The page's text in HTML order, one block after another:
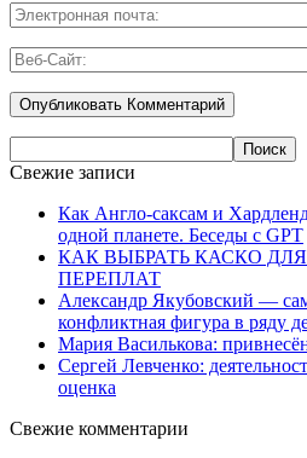
Свежие записи
Как Англо-саксам и
одной планете. Беседы с GPT
КАК ВЫБРАТЬ КАСКО
ПЕРЕПЛАТ
Александр Якубовский —
конфликтная фигура в ряду
Мария Василькова:
Сергей Левченко:
оценка
Свежие комментарии